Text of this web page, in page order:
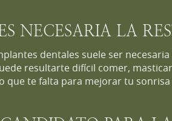
NECESARIA LA
dentales suele ser
resultarte difícil comer,
que te falta para mejorar tu sonrisa